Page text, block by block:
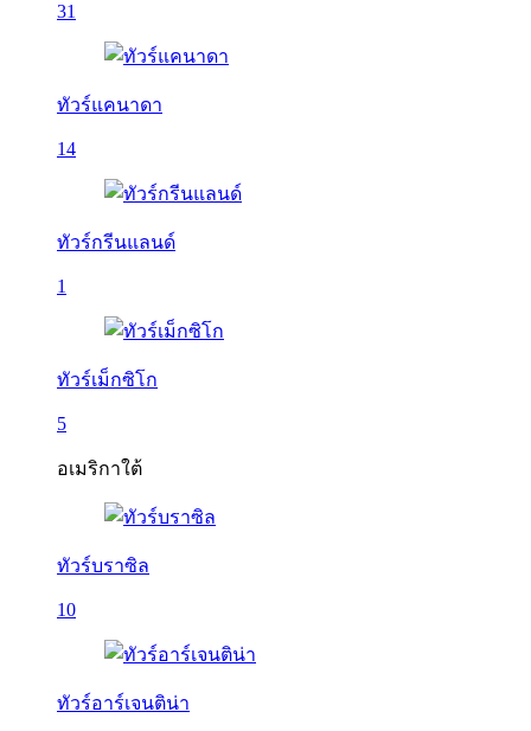
31
ทัวร์แคนาดา
14
ทัวร์กรีนแลนด์
1
ทัวร์เม็กซิโก
5
อเมริกาใต้
ทัวร์บราซิล
10
ทัวร์อาร์เจนติน่า